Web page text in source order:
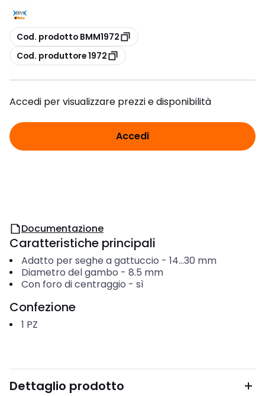
copia
Cod. prodotto BMM1972
copia
Cod. produttore 1972
Accedi per visualizzare prezzi e disponibilità
Accedi
Documentazione
Caratteristiche principali
Adatto per seghe a gattuccio - 14...30 mm
Diametro del gambo - 8.5 mm
Con foro di centraggio - sì
Confezione
1 PZ
Dettaglio prodotto